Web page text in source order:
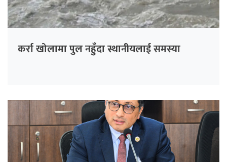
कर्रा खोलामा पुल नहुँदा स्थानीयलाई समस्या